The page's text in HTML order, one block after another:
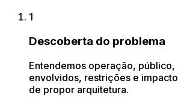
1
Descoberta do problema
Entendemos operação, público,
envolvidos, restrições e
de propor arquitetura.